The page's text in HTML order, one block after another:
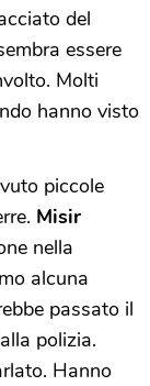
del
essere
Molti
hanno visto
piccole
Misir
nella
alcuna
passato il
polizia.
Hanno